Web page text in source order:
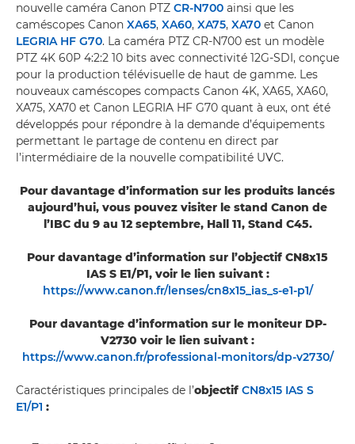
nouvelle caméra Canon PTZ CR-N700 ainsi que les
caméscopes Canon XA65, XA60, XA75, XA70 et Canon
LEGRIA HF G70. La caméra PTZ CR-N700 est un modèle
PTZ 4K 60P 4:2:2 10 bits avec connectivité 12G-SDI, conçue
pour la production télévisuelle de haut de gamme. Les
nouveaux caméscopes compacts Canon 4K, XA65, XA60,
XA75, XA70 et Canon LEGRIA HF G70 quant à eux, ont été
développés pour répondre à la demande d’équipements
permettant le partage de contenu en direct par
l’intermédiaire de la nouvelle compatibilité UVC.
Pour davantage d’information sur les produits lancés
aujourd’hui, vous pouvez visiter le stand Canon de
l’IBC du 9 au 12 septembre, Hall 11, Stand C45.
Pour davantage d’information sur l’objectif CN8x15
IAS S E1/P1, voir le lien suivant :
https://www.canon.fr/lenses/cn8x15_ias_s-e1-p1/
Pour davantage d’information sur le moniteur DP-
V2730 voir le lien suivant :
https://www.canon.fr/professional-monitors/dp-v2730/
Caractéristiques principales de l’objectif CN8x15 IAS S
E1/P1 :